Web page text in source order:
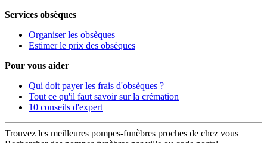
Services obsèques
Organiser les obsèques
Estimer le prix des obsèques
Pour vous aider
Qui doit payer les frais d'obsèques ?
Tout ce qu'il faut savoir sur la crémation
10 conseils d'expert
Trouvez les meilleures pompes-funèbres proches de chez vous